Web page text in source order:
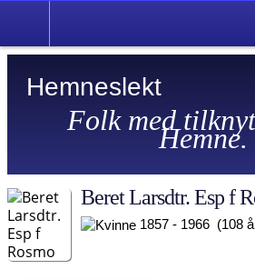
Hemneslekt
Folk med
Hemne.
Beret Larsdtr. Esp f
1857 - 1966 (108